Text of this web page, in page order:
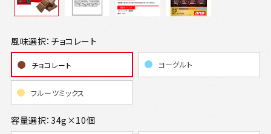
チョコレート ヨーグルト
フルーツミックス
風味選択：チョコレート
容量選択：34g×10個